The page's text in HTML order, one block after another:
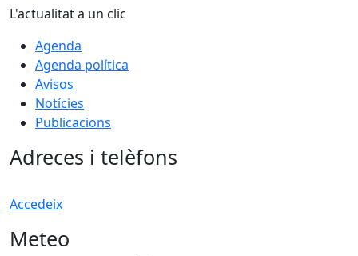
L'actualitat a un clic
Agenda
Agenda política
Avisos
Notícies
Publicacions
Adreces i telèfons
Accedeix
Meteo